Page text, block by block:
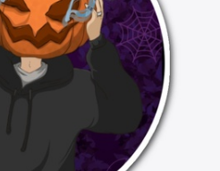
todas partes
lo que sea